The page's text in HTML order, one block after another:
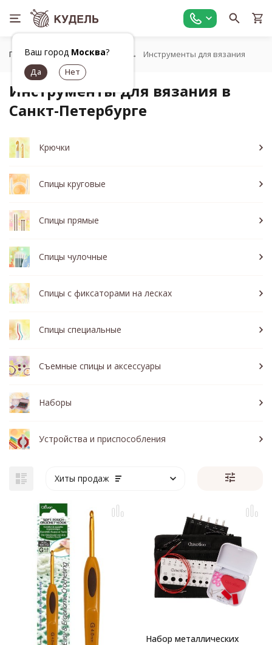
Ваш город Москва?
Главная Все для вязания Инструменты для вязания
Инструменты для вязания в
Санкт-Петербурге
Крючки
Спицы круговые
Спицы прямые
Спицы чулочные
Спицы с фиксаторами на лесках
Спицы специальные
Съемные спицы и аксессуары
Наборы
Устройства и приспособления
Хиты продаж
Набор металлических